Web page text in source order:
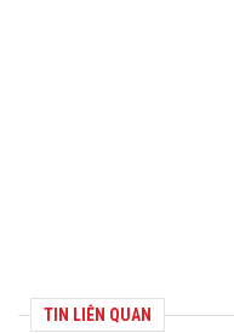
TIN LIÊN QUAN